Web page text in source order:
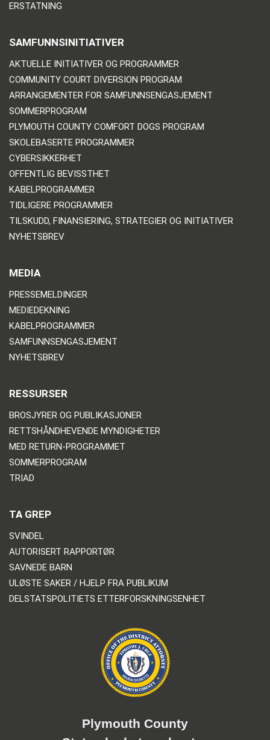
ERSTATNING
SAMFUNNSINITIATIVER
AKTUELLE INITIATIVER OG PROGRAMMER
COMMUNITY COURT DIVERSION PROGRAM
ARRANGEMENTER FOR SAMFUNNSENGASJEMENT
SOMMERPROGRAM
PLYMOUTH COUNTY COMFORT DOGS PROGRAM
SKOLEBASERTE PROGRAMMER
CYBERSIKKERHET
OFFENTLIG BEVISSTHET
KABELPROGRAMMER
TIDLIGERE PROGRAMMER
TILSKUDD, FINANSIERING, STRATEGIER OG INITIATIVER
NYHETSBREV
MEDIA
PRESSEMELDINGER
MEDIEDEKNING
KABELPROGRAMMER
SAMFUNNSENGASJEMENT
NYHETSBREV
RESSURSER
BROSJYRER OG PUBLIKASJONER
RETTSHÅNDHEVENDE MYNDIGHETER
MED RETURN-PROGRAMMET
SOMMERPROGRAM
TRIAD
TA GREP
SVINDEL
AUTORISERT RAPPORTØR
SAVNEDE BARN
ULØSTE SAKER / HJELP FRA PUBLIKUM
DELSTATSPOLITIETS ETTERFORSKNINGSENHET
Plymouth County